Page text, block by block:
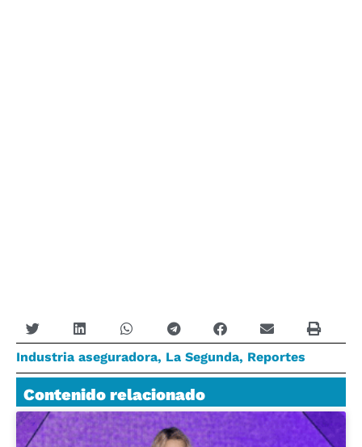
Industria aseguradora, La Segunda, Reportes
Contenido relacionado